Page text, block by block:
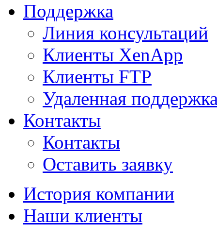
Поддержка
Линия консультаций
Клиенты XenApp
Клиенты FTP
Удаленная
Контакты
Контакты
Оставить заявку
История компании
Наши клиенты